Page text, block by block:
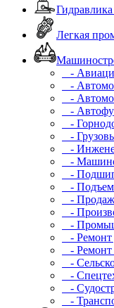
Легкая
-
-
-
-
-
-
-
-
-
-
-
-
-
- Ремонт
- Ремонт
-
-
-
-